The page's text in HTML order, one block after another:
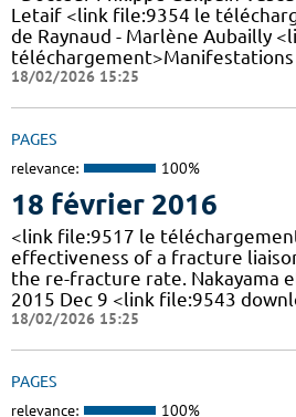
Letaif <link file:9354 le
de Raynaud - Marlène Aubailly
18/02/2026 15:25
PAGES
relevance: 100%
18 février 2016
<link file:9517 le
effectiveness of a fracture
the re-fracture rate. Nakayama
2015 Dec 9 <link file:9543
18/02/2026 15:25
PAGES
relevance: 100%